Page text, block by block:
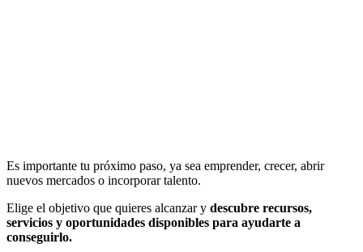
Es importante tu próximo paso, ya sea emprender, crecer, abrir
nuevos mercados o incorporar talento.
Elige el objetivo que quieres alcanzar y descubre recursos,
servicios y oportunidades disponibles para ayudarte a
conseguirlo.